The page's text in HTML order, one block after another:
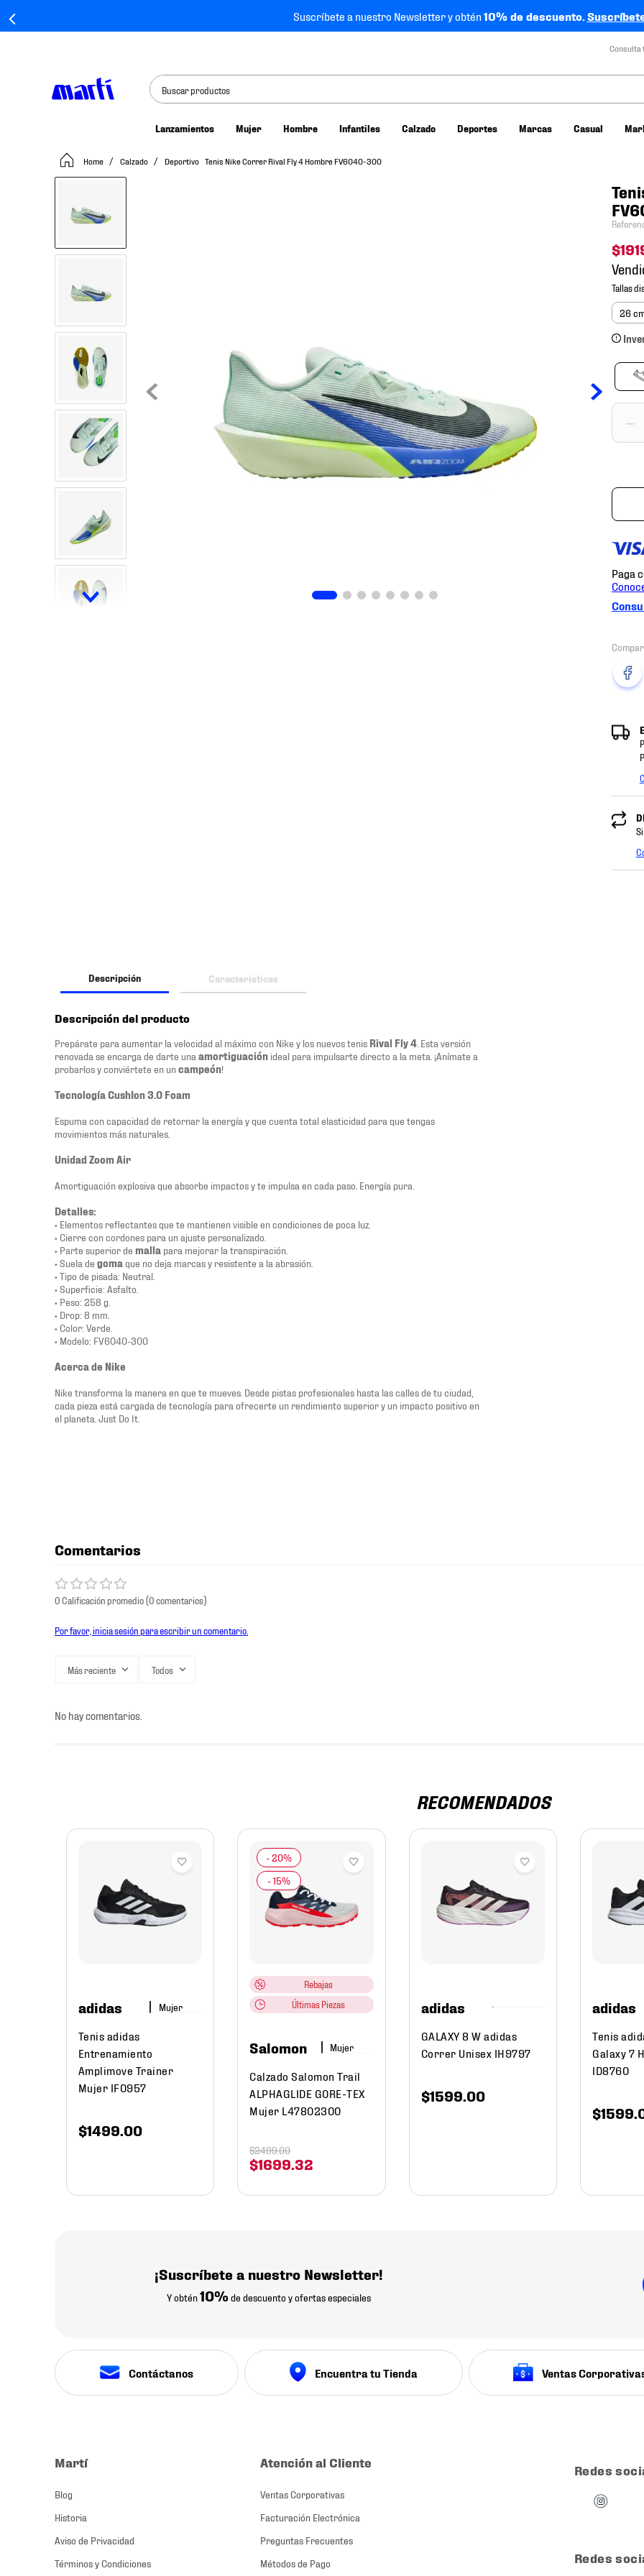
Suscríbete a nuestro Newsletter y obtén10% de descuento.
Consulta
Buscar productos
Lanzamientos Mujer Hombre Infantiles Calzado Deportes Marcas Casual
Calzado Deportivo Tenis Nike Correr Rival Fly 4 Hombre FV6040-300
$
26
－
Descripción Características
Descripción del producto
Prepárate para aumentar la velocidad al máximo con Nike y los nuevos tenis Rival Fly 4 . Esta versión
renovada se encarga de darte una amortiguación ideal para impulsarte directo a la meta. ¡Anímate a
probarlos y conviértete en uncampeón!
Tecnología CushIon 3.0 Foam
Espuma con capacidad de retornar la energía y que cuenta total elasticidad para que tengas
movimientos más naturales.
Unidad Zoom Air
Amortiguación explosiva que absorbe impactos y te impulsa en cada paso. Energía pura.
Detalles:
• Elementos reflectantes que te mantienen visible en condiciones de poca luz.
• Cierre con cordones para un ajuste personalizado.
• Parte superior de malla para mejorar la transpiración.
• Suela de goma que no deja marcas y resistente a la abrasión.
• Tipo de pisada: Neutral.
• Superficie: Asfalto.
• Peso: 258 g.
• Drop: 8 mm.
• Color: Verde.
• Modelo: FV6040-300
Acerca de Nike
Nike transforma la manera en que te mueves. Desde pistas profesionales hasta las calles de tu ciudad,
cada pieza está cargada de tecnología para ofrecerte un rendimiento superior y un impacto positivo en
el planeta. Just Do It.
Comentarios
0 Calificación promedio(0 comentarios)
Por favor, inicia sesión para escribir un comentario.
Más reciente Todos
No hay comentarios.
RECOMENDADOS
adidas Mujer
Tenis adidas
Entrenamiento
Amplimove Trainer
Mujer IF0957
$1499.00
Rebajas
Últimas Piezas
Salomon Mujer
Calzado Salomon Trail
ALPHAGLIDE GORE-TEX
Mujer L47802300
$1699.32
$2499.00
adidas
GALAXY 8 W adidas
Correr Unisex IH9797
$1599.00
adidas
Tenis
Galaxy 7
ID8760
$1599.
¡Suscríbete a nuestro Newsletter!
Y obtén10% de descuento y ofertas especiales
Contáctanos Encuentra tu Tienda Ventas
Martí
Blog
Historia
Aviso de Privacidad
Términos y Condiciones
Atención al Cliente
Ventas Corporativas
Facturación Electrónica
Preguntas Frecuentes
Métodos de Pago
Redes
Redes
tenis mujer
tenis niño